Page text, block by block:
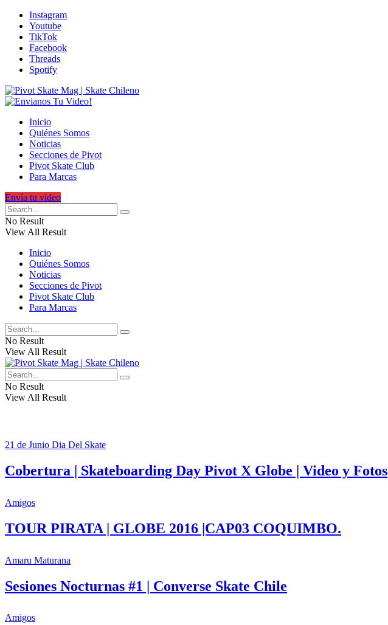
Instagram
Youtube
TikTok
Facebook
Threads
Spotify
Inicio
Quiénes Somos
Noticias
Secciones de Pivot
Pivot Skate Club
Para Marcas
Envía tu video
No Result
View All Result
Inicio
Quiénes Somos
Noticias
Secciones de Pivot
Pivot Skate Club
Para Marcas
No Result
View All Result
No Result
View All Result
21 de Junio Dia Del Skate
Cobertura | Skateboarding Day Pivot X Globe | Video y Fotos
Amigos
TOUR PIRATA | GLOBE 2016 |CAP03 COQUIMBO.
Amaru Maturana
Sesiones Nocturnas #1 | Converse Skate Chile
Amigos